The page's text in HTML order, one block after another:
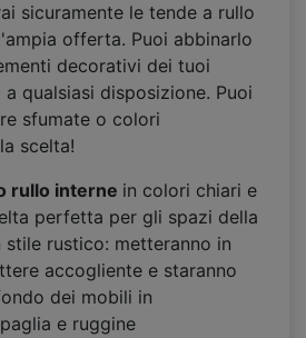
sicuramente le tende a rullo
offerta. Puoi abbinarlo
decorativi dei tuoi
qualsiasi disposizione. Puoi
sfumate o colori
scelta!
rullo interne in colori chiari e
perfetta per gli spazi della
rustico: metteranno in
accogliente e staranno
dei mobili in
e ruggine